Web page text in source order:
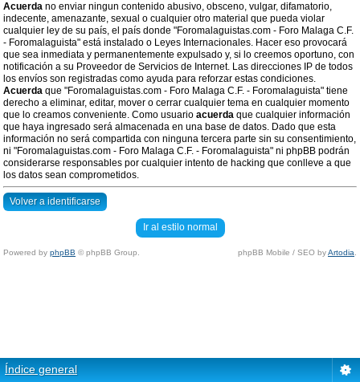
Acuerda no enviar ningun contenido abusivo, obsceno, vulgar, difamatorio,
indecente, amenazante, sexual o cualquier otro material que pueda violar
cualquier ley de su país, el país donde "Foromalaguistas.com - Foro Malaga C.F.
- Foromalaguista" está instalado o Leyes Internacionales. Hacer eso provocará
que sea inmediata y permanentemente expulsado y, si lo creemos oportuno, con
notificación a su Proveedor de Servicios de Internet. Las direcciones IP de todos
los envíos son registradas como ayuda para reforzar estas condiciones.
Acuerda que "Foromalaguistas.com - Foro Malaga C.F. - Foromalaguista" tiene
derecho a eliminar, editar, mover o cerrar cualquier tema en cualquier momento
que lo creamos conveniente. Como usuario acuerda que cualquier información
que haya ingresado será almacenada en una base de datos. Dado que esta
información no será compartida con ninguna tercera parte sin su consentimiento,
ni "Foromalaguistas.com - Foro Malaga C.F. - Foromalaguista" ni phpBB podrán
considerarse responsables por cualquier intento de hacking que conlleve a que
los datos sean comprometidos.
Volver a identificarse
Ir al estilo normal
Powered by phpBB © phpBB Group. phpBB Mobile / SEO byArtodia
Índice general